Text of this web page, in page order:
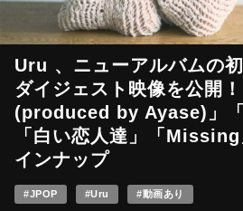
Uru 、ニューアルバムの
ダイジェスト映像を公開
(produced by Ayase)」「
「白い恋人達」「
インナップ
#JPOP #Uru #動画あり